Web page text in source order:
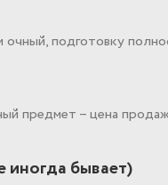
подготовку
предмет – цена
иногда бывает)